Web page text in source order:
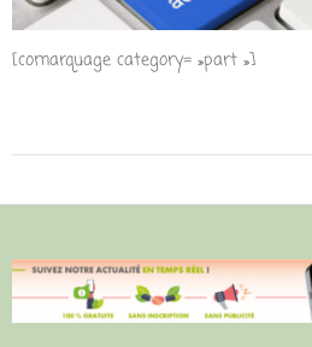
[comarquage category= »part »]